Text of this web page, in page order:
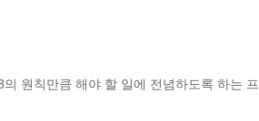
원칙만큼 해야 할 일에 전념하도록 하는 프